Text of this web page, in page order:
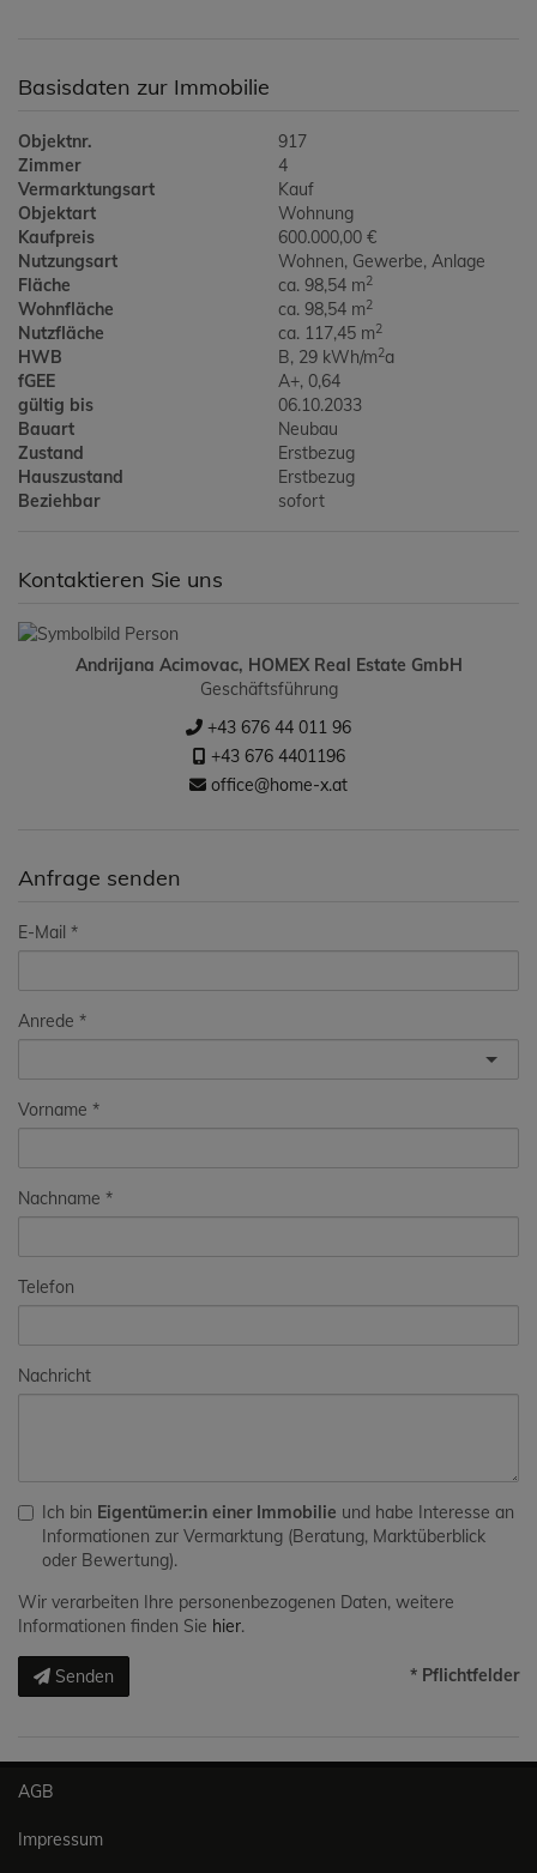
Basisdaten zur Immobilie
Objektnr.
917
Zimmer
4
Vermarktungsart
Kauf
Objektart
Wohnung
Kaufpreis
600.000,00 €
Nutzungsart
Wohnen Gewerbe Anlage
Fläche
ca. 98,54 m2
Wohnfläche ca. 98,54 m2
Nutzfläche ca. 117,45 m2
HWB B, 29 kWh/m2a
fGEE
A+, 0,64
gültig bis
06.10.2033
Bauart
Neubau
Zustand
Erstbezug
Hauszustand
Erstbezug
Beziehbar
sofort
Kontaktieren Sie uns
Andrijana Acimovac, HOMEX Real Estate GmbH
Geschäftsführung
+43 676 44 011 96
+43 676 4401196
office@home-x.at
Anfrage senden
E-Mail
Anrede
Vorname
Nachname
Telefon
Nachricht
Ich bin Eigentümer:in einer Immobilie und habe Interesse an
Informationen zur Vermarktung (Beratung, Marktüberblick
oder Bewertung).
Wir verarbeiten Ihre personenbezogenen Daten, weitere
Informationen finden Sie hier.
Senden * Pflichtfelder
AGB
Impressum